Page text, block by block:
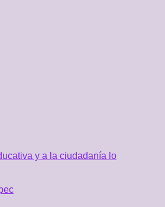
y a la ciudadanía lo